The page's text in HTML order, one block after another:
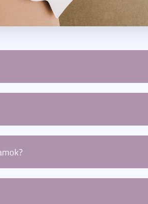
képzéseket kínáló szervezete,
kivéve az ESG tanácsadó képzést,
adatelemzés, személyre
akkor nyitott